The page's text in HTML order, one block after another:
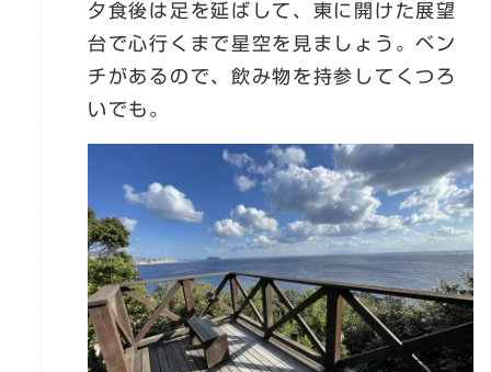
夕食後は足を延ばして、東に開けた展望
台で心行くまで星空を見ましょう。ベン
チがあるので、飲み物を持参してくつろ
いでも。